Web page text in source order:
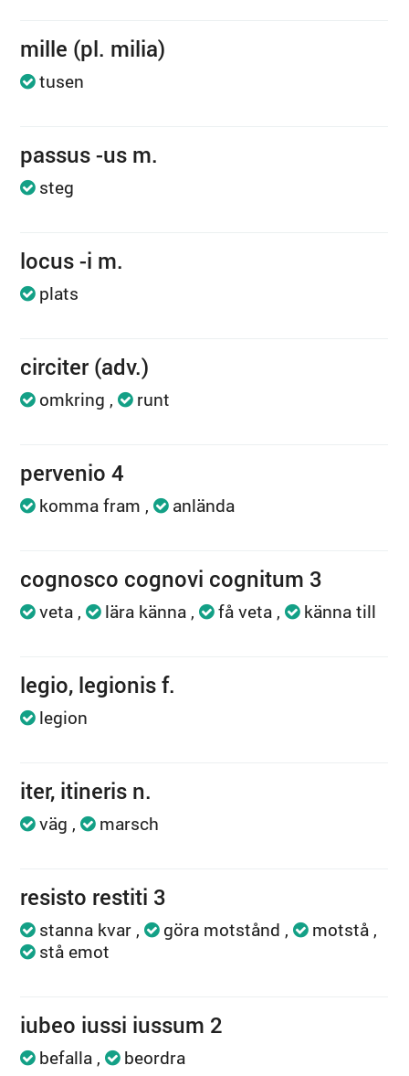
mille (pl. milia)
tusen
passus -us m.
steg
locus -i m.
plats
circiter (adv.)
omkring runt
pervenio 4
komma fram anlända
cognosco cognovi cognitum 3
veta lära känna få veta känna till
legio, legionis f.
legion
iter, itineris n.
väg marsch
resisto restiti 3
stanna kvar göra motstånd
motstå
stå emot
iubeo iussi iussum 2
befalla beordra